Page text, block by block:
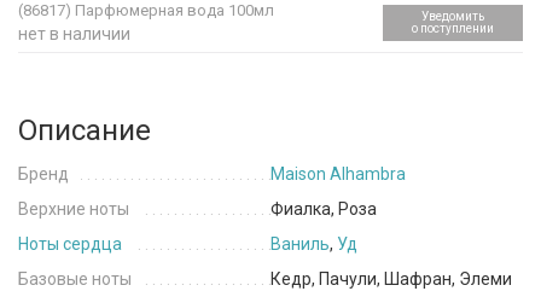
(86817) Парфюмерная вода 100мл
нет в наличии
Уведомить
о поступлении
Описание
Бренд
Maison Alhambra
Верхние ноты
Фиалка, Роза
Ноты сердца
Ваниль, Уд
Базовые ноты
Кедр, Пачули, Шафран, Элеми